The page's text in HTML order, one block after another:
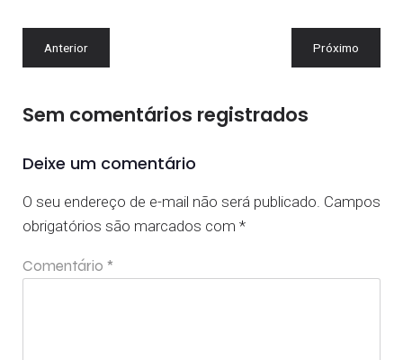
Anterior Próximo
Sem comentários registrados
Deixe um comentário
O seu endereço de e-mail não será publicado. Campos
obrigatórios são marcados com *
Comentário *